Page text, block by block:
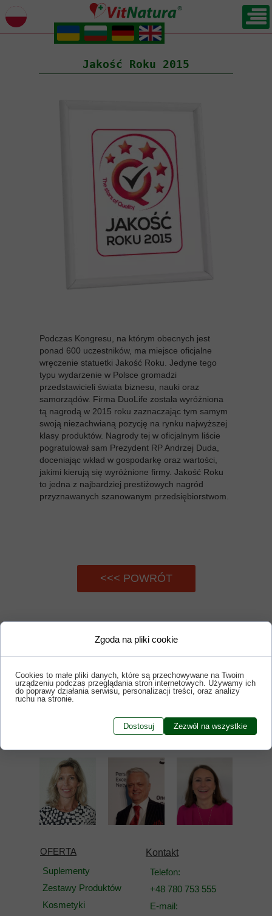
.
.
.
Jakość Roku 2015
Podczas Kongresu, na którym obecnych jest
ponad 600 uczestników, ma miejsce oficjalne
wręczenie statuetki Jakość Roku. Jedyne tego
typu wydarzenie w Polsce gromadzi
przedstawicieli świata biznesu, nauki oraz
samorządów. Firma DuoLife została wyróżniona
tą nagrodą w 2015 roku zaznaczając tym samym
swoją niezachwianą pozycję na rynku najwyższej
klasy produktów. Nagrody tej w oficjalnym liście
pogratulował sam Prezydent RP Andrzej Duda,
doceniając wkład w gospodarkę oraz wartości,
jakimi kierują się wyróżnione firmy. Jakość Roku
to jedna z najbardziej prestiżowych nagród
przyznawanych szanowanym przedsiębiorstwom.
<<< POWRÓT
OFERTA
Suplementy
Zestawy Produktów
Kosmetyki
Kontakt
Telefon:
+48 780 753 555
E-mail:
Zgoda na pliki cookie
Cookies to małe pliki danych, które są przechowywane na Twoim
urządzeniu podczas przeglądania stron internetowych. Używamy ich
do poprawy działania serwisu, personalizacji treści, oraz analizy
ruchu na stronie.
Dostosuj Zezwól na wszystkie